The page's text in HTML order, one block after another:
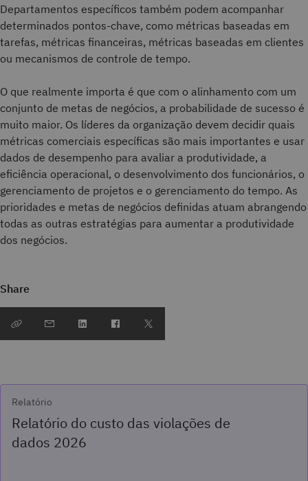
Departamentos específicos também podem acompanhar
determinados pontos-chave, como métricas baseadas em
tarefas, métricas financeiras, métricas baseadas em clientes
ou mecanismos de controle de tempo.
O que realmente importa é que com o alinhamento com um
conjunto de metas de negócios, a probabilidade de sucesso é
muito maior. Os líderes da organização devem decidir quais
métricas comerciais específicas são mais importantes e usar
dados de desempenho para avaliar a produtividade, a
eficiência operacional, o desenvolvimento dos funcionários, o
gerenciamento de projetos e o gerenciamento do tempo. As
prioridades e metas de negócios definidas atuam abrangendo
todas as outras estratégias para aumentar a produtividade
dos negócios.
Share
Relatório
Relatório do custo das violações de
dados 2026